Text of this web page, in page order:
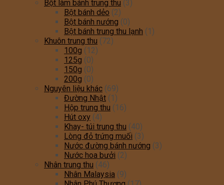
Bột làm bánh trung thu (3)
Bột bánh dẻo (2)
Bột bánh nướng (0)
Bột bánh trung thu lạnh (1)
Khuôn trung thu (72)
100g (12)
125g (0)
150g (0)
200g (0)
Nguyên liệu khác (69)
Đường Nhật (1)
Hộp trung thu (16)
Hút oxy (4)
Khay- túi trung thu (40)
Lòng đỏ trứng muối (3)
Nước đường bánh nướng (3)
Nước hoa bưởi (2)
Nhân trung thu (46)
Nhân Malaysia (9)